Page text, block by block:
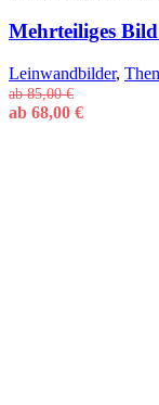
Mehrteiliges
Leinwandbilder,
ab85,00€
ab 68,00 €